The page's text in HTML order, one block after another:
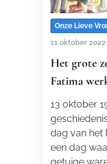
Onze Lieve
11 oktober 2022
Het grote
Fatima
13 oktober
dag van het
een dag